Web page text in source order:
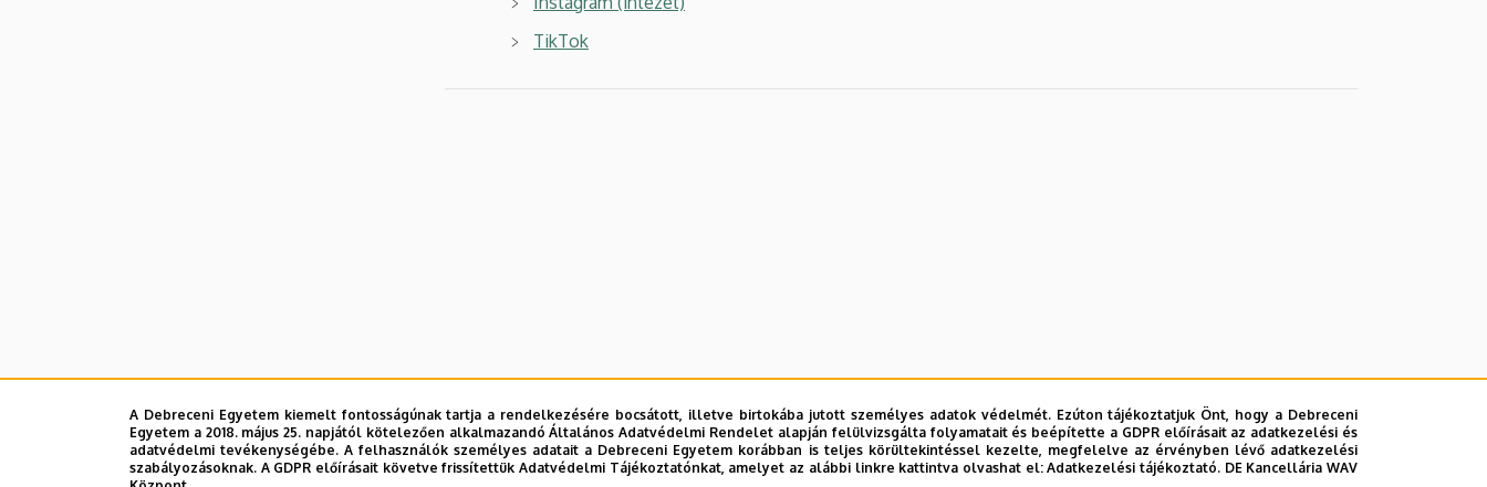
TikTok
A Debreceni Egyetem kiemelt fontosságúnak tartja a rendelkezésére bocsátott, illetve birtokába jutott személyes adatok védelmét. Ezúton tájékoztatjuk Önt, hogy a Debreceni
Egyetem a 2018. május 25. napjától kötelezően alkalmazandó Általános Adatvédelmi Rendelet alapján felülvizsgálta folyamatait és beépítette a GDPR előírásait az adatkezelési és
adatvédelmi tevékenységébe. A felhasználók személyes adatait a Debreceni Egyetem korábban is teljes körültekintéssel kezelte, megfelelve az érvényben lévő adatkezelési
szabályozásoknak. A GDPR előírásait követve frissítettük Adatvédelmi Tájékoztatónkat, amelyet az alábbi linkre kattintva olvashat el:Adatkezelési tájékoztató. DE Kancellária WAV